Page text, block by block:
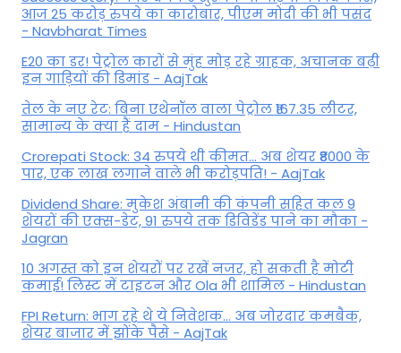
आज 25 करोड़ रुपये का कारोबार, पीएम मोदी की भी पसंद
- Navbharat Times
E20 का डर! पेट्रोल कारों से मुंह मोड़ रहे ग्राहक, अचानक बढ़ी
इन गाड़ियों की डिमांड - AajTak
तेल के नए रेट: बिना एथेनॉल वाला पेट्रोल ₹167.35 लीटर,
सामान्य के क्या हैं दाम - Hindustan
Crorepati Stock: 34 रुपये थी कीमत... अब शेयर ₹8000 के
पार, एक लाख लगाने वाले भी करोड़पति! - AajTak
Dividend Share: मुकेश अंबानी की कंपनी सहित कल 9
शेयरों की एक्स-डेट, 91 रुपये तक डिविडेंड पाने का मौका -
Jagran
10 अगस्त को इन शेयरों पर रखें नजर, हो सकती है मोटी
कमाई! लिस्ट में टाइटन और Ola भी शामिल - Hindustan
FPI Return: भाग रहे थे ये निवेशक... अब जोरदार कमबैक,
शेयर बाजार में झोंके पैसे - AajTak